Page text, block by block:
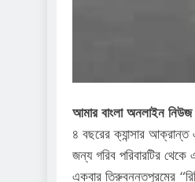
আমার বাংলা অনলাইন
৪ বছরের ক্যান্সার আক্রান্ত
জন্য গরিব পরিবারটির থেকে
একবার তিরুবনন্তপুরমের